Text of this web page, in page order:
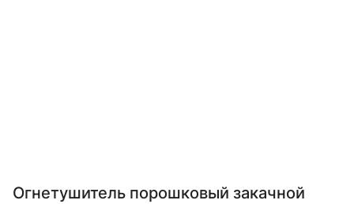
Огнетушитель порошковый закачной